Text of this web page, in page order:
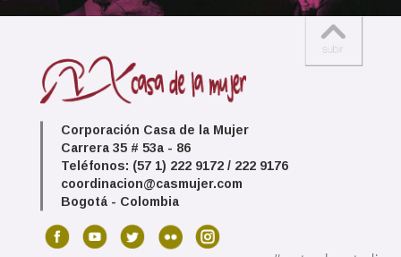
Corporación Casa de la Mujer
Carrera 35 # 53a - 86
Teléfonos: (57 1) 222 9172 / 222 9176
coordinacion@casmujer.com
Bogotá - Colombia